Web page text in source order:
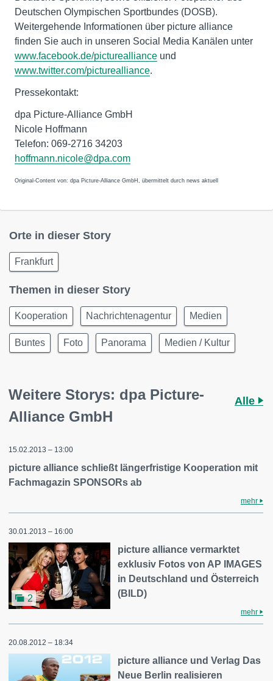
Deutschen Olympischen Sportbundes (DOSB).
Weitergehende Informationen über picture alliance
finden Sie auch in unseren Social Media Kanälen unter
www.facebook.de/picturealliance und
www.twitter.com/picturealliance.
Pressekontakt:
dpa Picture-Alliance GmbH
Nicole Hoffmann
Telefon: 069-2716 34203
hoffmann.nicole@dpa.com
Original-Content von: dpa Picture-Alliance GmbH, übermittelt durch news aktuell
Orte in dieser Story
Frankfurt
Themen in dieser Story
Kooperation Nachrichtenagentur Medien
Buntes Foto Panorama Medien / Kultur
Weitere Storys: dpa Picture-
Alliance GmbH
Alle
15.02.2013 – 13:00
picture alliance schließt längerfristige Kooperation mit
Fachmagazin SPONSORs ab
mehr
30.01.2013 – 16:00
2
picture alliance vermarktet
exklusiv Fotos von AP IMAGES
in Deutschland und Österreich
(BILD)
mehr
20.08.2012 – 18:34
picture alliance und Verlag Das
Neue Berlin realisieren